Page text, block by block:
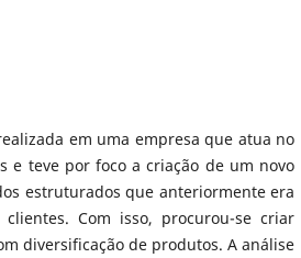
em uma empresa que atua no
e teve por foco a criação de um novo
estruturados que anteriormente era
Com isso, procurou-se criar
diversificação de produtos. A análise